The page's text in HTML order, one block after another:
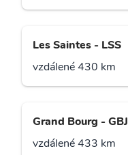
Les Saintes - LSS
vzdálené 430 km
Grand Bourg - GBJ
vzdálené 433 km